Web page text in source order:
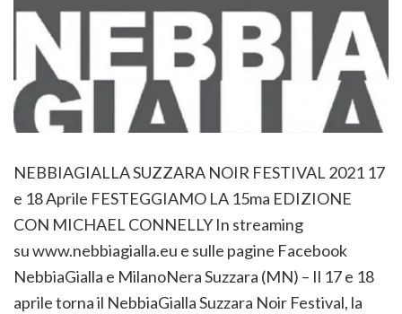
NEBBIAGIALLA SUZZARA NOIR FESTIVAL 2021 17
e 18 Aprile FESTEGGIAMO LA 15ma EDIZIONE
CON MICHAEL CONNELLY In streaming
su www.nebbiagialla.eu e sulle pagine Facebook
NebbiaGialla e MilanoNera Suzzara (MN) – Il 17 e 18
aprile torna il NebbiaGialla Suzzara Noir Festival, la